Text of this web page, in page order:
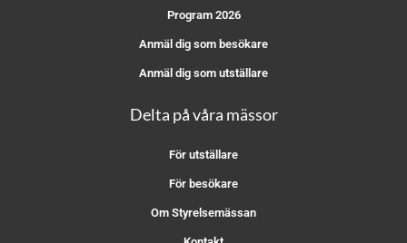
Program 2026
Anmäl dig som besökare
Anmäl dig som utställare
Delta på våra mässor
För utställare
För besökare
Om Styrelsemässan